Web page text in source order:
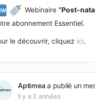
Webinaire “Post-
abonnement Essentiel.
le découvrir, cliquez ici.
Aptimeaa publié un
Il y a 2 années